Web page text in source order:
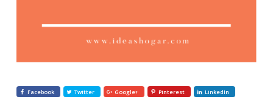
Facebook Twitter Google+ Pinterest LinkedIn